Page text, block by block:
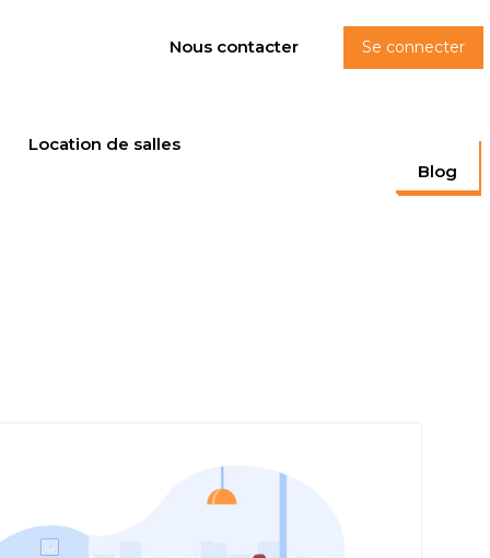
Nous contacter Se connecter
Location de salles
Blog